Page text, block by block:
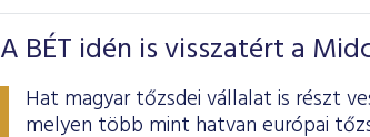
A BÉT idén is visszatért a
Hat magyar tőzsdei vállalat is részt
melyen több mint hatvan európai